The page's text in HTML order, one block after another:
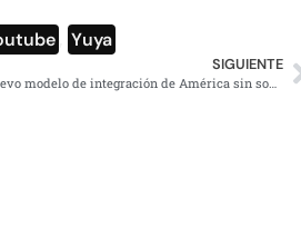
Yuya
SIGUIENTE
AMLO y el nuevo modelo de integración de América sin sometimientos